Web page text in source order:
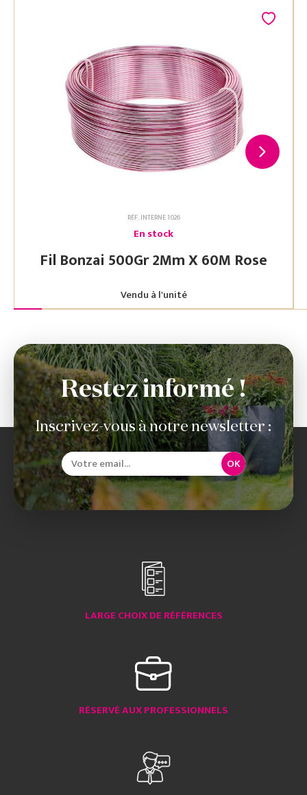
RÉF. INTERNE 1026
En stock
Fil Bonzai 500Gr 2Mm X 60M Rose
Vendu à l'unité
Restez informé !
Inscrivez-vous à notre newsletter :
OK
LARGE CHOIX DE RÉFÉRENCES
RÉSERVÉ AUX PROFESSIONNELS